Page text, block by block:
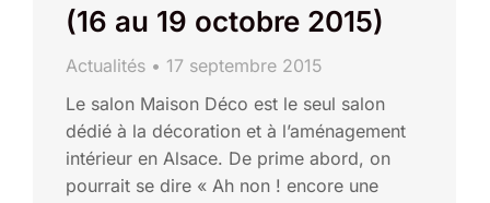
(16 au 19 octobre 2015)
Actualités
17 septembre 2015
Le salon Maison Déco est le seul salon
dédié à la décoration et à l’aménagement
intérieur en Alsace. De prime abord, on
pourrait se dire « Ah non ! encore une